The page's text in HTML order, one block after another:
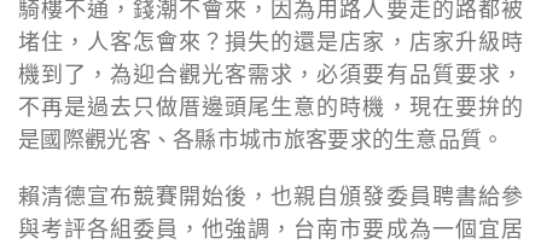
騎樓不通，錢潮不會來，因為用路人要走的路都被
堵住，人客怎會來？損失的還是店家，店家升級時
機到了，為迎合觀光客需求，必須要有品質要求，
不再是過去只做厝邊頭尾生意的時機，現在要拚的
是國際觀光客、各縣市城市旅客要求的生意品質。
賴清德宣布競賽開始後，也親自頒發委員聘書給參
與考評各組委員，他強調，台南市要成為一個宜居